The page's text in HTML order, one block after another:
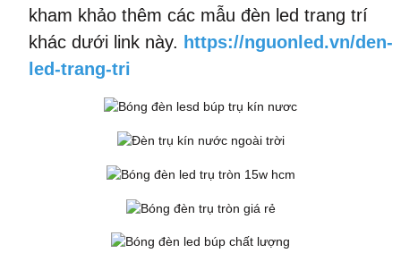
kham khảo thêm các mẫu đèn led trang trí
khác dưới link này. https://nguonled.vn/den-
led-trang-tri